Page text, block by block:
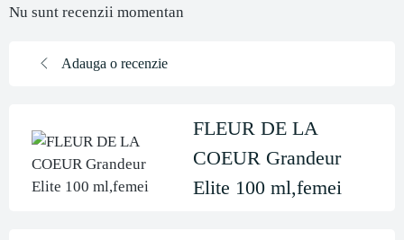
Nu sunt recenzii momentan
Adauga o recenzie
FLEUR DE LA
COEUR Grandeur
Elite 100 ml,femei